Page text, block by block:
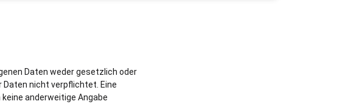
Daten weder gesetzlich oder
nicht verpflichtet. Eine
anderweitige Angabe